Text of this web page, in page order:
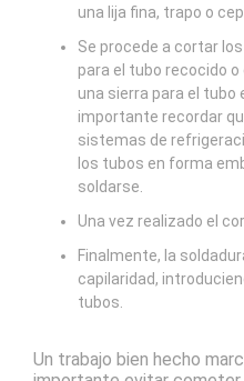
una lija fina, trapo o
Se procede a cortar
para el tubo recocido
una sierra para el tubo
importante recordar
sistemas de
los tubos en forma
soldarse.
Una vez realizado el
Finalmente, la
capilaridad,
tubos.
Un trabajo bien hecho